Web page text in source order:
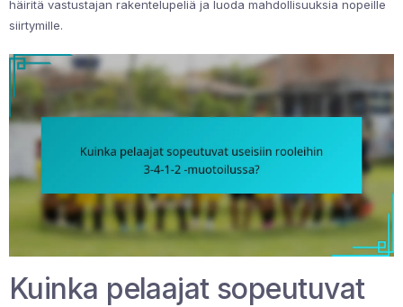
häiritä vastustajan rakentelupeliä ja luoda mahdollisuuksia nopeille
siirtymille.
Kuinka pelaajat sopeutuvat